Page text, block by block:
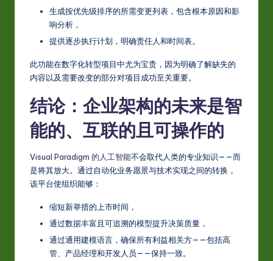
生成按优先级排序的所需变更列表，包含根本原因和影
响分析，
提供逐步执行计划，明确责任人和时间表。
此功能在数字化转型项目中尤为宝贵，因为明确了解缺失的
内容以及需要改变的部分对项目成功至关重要。
结论：企业架构的未来是智
能的、互联的且可操作的
Visual Paradigm 的人工智能不会取代人类的专业知识——而
是将其放大。通过自动化业务愿景与技术实现之间的转换，
该平台使组织能够：
缩短新举措的上市时间，
通过数据丰富且可追溯的模型提升决策质量，
通过通用建模语言，确保所有利益相关方——包括高
管、产品经理和开发人员——保持一致。